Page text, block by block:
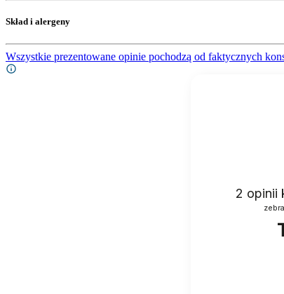
Skład i alergeny
Wszystkie prezentowane opinie pochodzą od faktycznych
2 opinii